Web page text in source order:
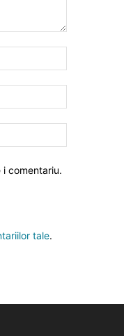
comentariu.
tale.